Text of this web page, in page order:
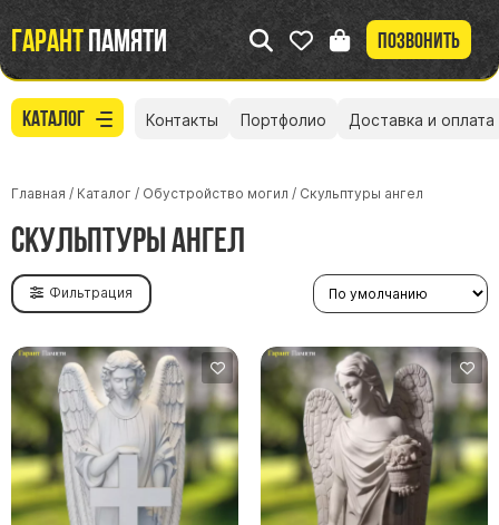
Гарантпамяти Позвонить
Каталог
Участникам СВО
Контакты Портфолио Доставка и оплата
Главная / Каталог / Обустройство могил / Cкульптуры ангел
Cкульптуры ангел
Фильтрация